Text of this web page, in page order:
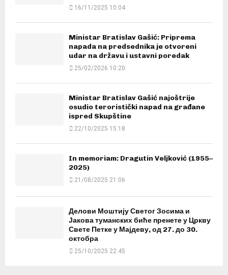
16/11/2025 10:04
Ministar Bratislav Gašić: Priprema
napada na predsednika je otvoreni
udar na državu i ustavni poredak
25/02/2026 10:20
Ministar Bratislav Gašić najoštrije
osudio teroristički napad na građane
ispred Skupštine
22/10/2025 15:18
In memoriam: Dragutin Veljković (1955–
2025)
21/08/2025 21:06
Делови Моштију Светог Зосима и
Јакова туманских биће пренете у Цркву
Свете Петке у Мајдеву, од 27. до 30.
октобра
25/10/2025 22:45